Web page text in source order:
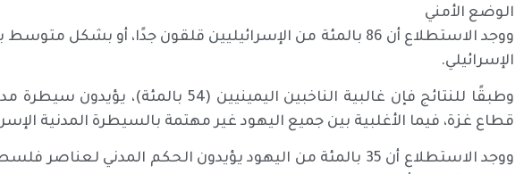
الوضع الأمني
ووجد الاستطلاع أن 86 بالمئة من الإسرائيليين قلقون جدًا، أو
الإسرائيلي.
وطبقًا للنتائج فإن غالبية الناخبين اليمينيين
قطاع غزة، فيما الأغلبية بين جميع اليهود غير مهتمة بالسيطرة المدنية
ووجد الاستطلاع أن 35 بالمئة من اليهود يؤيدون الحكم المدني